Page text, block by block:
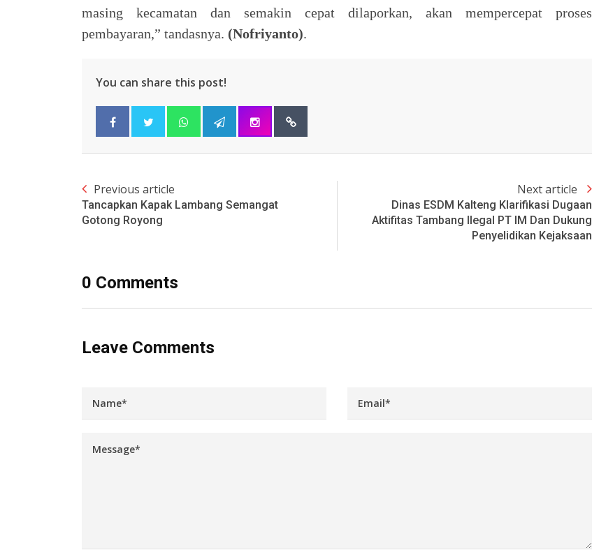
masing kecamatan dan semakin cepat dilaporkan, akan mempercepat proses
pembayaran,” tandasnya. (Nofriyanto).
You can share this post!
Previous article
Tancapkan Kapak Lambang Semangat
Gotong Royong
Next article
Dinas ESDM Kalteng Klarifikasi Dugaan
Aktifitas Tambang Ilegal PT IM Dan Dukung
Penyelidikan Kejaksaan
0 Comments
Leave Comments